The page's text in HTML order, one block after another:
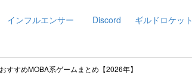
インフルエンサー Discord ギルドロケット
すすめMOBA系ゲームまとめ【2026年】